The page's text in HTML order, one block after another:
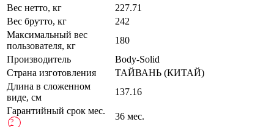
Вес нетто, кг
227.71
Вес брутто, кг
242
Максимальный вес
пользователя, кг
180
Производитель
Body-Solid
Страна изготовления
ТАЙВАНЬ (КИТАЙ)
Длина в сложенном
виде, см
137.16
Гарантийный срок мес.
?
36 мес.